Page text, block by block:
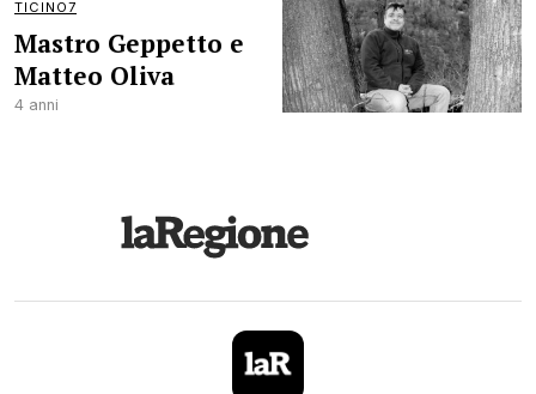
TICINO7
Mastro Geppetto e
Matteo Oliva
4 anni